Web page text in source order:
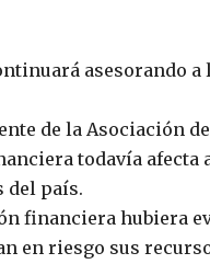
asesorando
de la Asociación
todavía afecta
del país.
financiera hubiera
en riesgo sus